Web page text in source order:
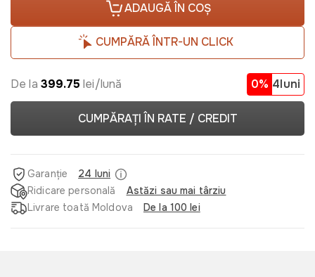
ADAUGĂ ÎN COȘ
CUMPĂRĂ ÎNTR-UN CLICK
De la 399.75 lei/lună 0% 4luni
CUMPĂRAȚI ÎN RATE / CREDIT
Garanție
24 luni
Ridicare personală
Astăzi sau mai târziu
Livrare toată Moldova
De la 100 lei